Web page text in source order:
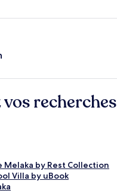
recherches
Melaka by Rest Collection
Villa by uBook